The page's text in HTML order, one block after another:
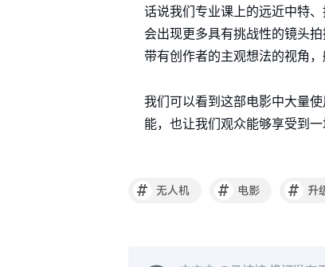
话说我们专业课上的远近中特
会出现更多具有挑战性的镜头
带有创作者的主观想法的视角，
我们可以看到这部电影中大量
能，也让我们观众能够享受到一
# 无人机 # 电影 # 升